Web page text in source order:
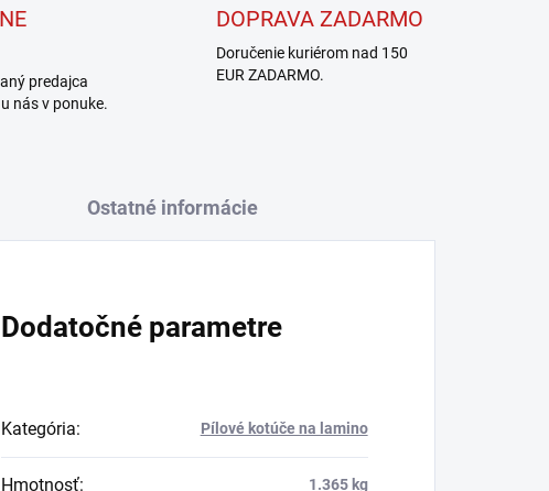
predajca
nás v ponuke.
DOPRAVA ZADARMO
Doručenie kuriérom nad 150
EUR ZADARMO.
Ostatné informácie
Dodatočné parametre
Kategória: Pílové kotúče na lamino
Hmotnosť: 1.365 kg